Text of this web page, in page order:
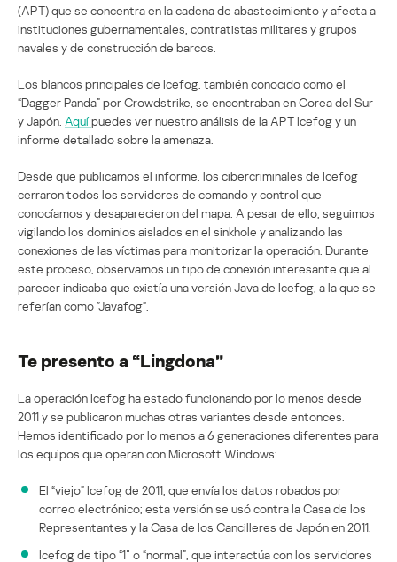
(APT) que se concentra en la cadena de abastecimiento y afecta a
instituciones gubernamentales, contratistas militares y grupos
navales y de construcción de barcos.
Los blancos principales de Icefog, también conocido como el
“Dagger Panda” por Crowdstrike, se encontraban en Corea del Sur
y Japón. Aquípuedes ver nuestro análisis de la APT Icefog y un
informe detallado sobre la amenaza.
Desde que publicamos el informe, los cibercriminales de Icefog
cerraron todos los servidores de comando y control que
conocíamos y desaparecieron del mapa. A pesar de ello, seguimos
vigilando los dominios aislados en el sinkhole y analizando las
conexiones de las víctimas para monitorizar la operación. Durante
este proceso, observamos un tipo de conexión interesante que al
parecer indicaba que existía una versión Java de Icefog, a la que se
referían como “Javafog”.
Te presento a “Lingdona”
La operación Icefog ha estado funcionando por lo menos desde
2011 y se publicaron muchas otras variantes desde entonces.
Hemos identificado por lo menos a 6 generaciones diferentes para
los equipos que operan con Microsoft Windows:
El “viejo” Icefog de 2011, que envía los datos robados por
correo electrónico; esta versión se usó contra la Casa de los
Representantes y la Casa de los Cancilleres de Japón en 2011.
Icefog de tipo “1″ o “normal”, que interactúa con los servidores